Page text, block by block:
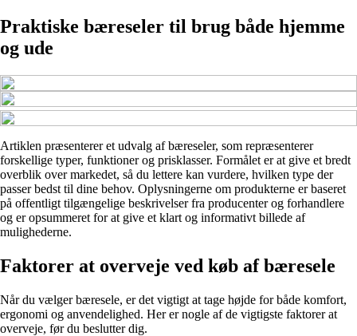
Praktiske bæreseler til brug både hjemme
og ude
Artiklen præsenterer et udvalg af bæreseler, som repræsenterer
forskellige typer, funktioner og prisklasser. Formålet er at give et bredt
overblik over markedet, så du lettere kan vurdere, hvilken type der
passer bedst til dine behov. Oplysningerne om produkterne er baseret
på offentligt tilgængelige beskrivelser fra producenter og forhandlere
og er opsummeret for at give et klart og informativt billede af
mulighederne.
Faktorer at overveje ved køb af bæresele
Når du vælger bæresele, er det vigtigt at tage højde for både komfort,
ergonomi og anvendelighed. Her er nogle af de vigtigste faktorer at
overveje, før du beslutter dig.